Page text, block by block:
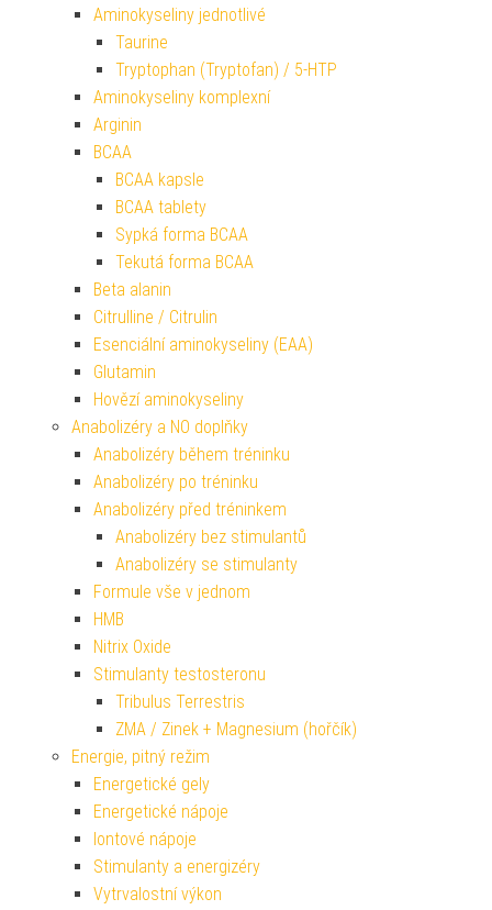
Aminokyseliny jednotlivé
Taurine
Tryptophan (Tryptofan) / 5-HTP
Aminokyseliny komplexní
Arginin
BCAA
BCAA kapsle
BCAA tablety
Sypká forma BCAA
Tekutá forma BCAA
Beta alanin
Citrulline / Citrulin
Esenciální aminokyseliny (EAA)
Glutamin
Hovězí aminokyseliny
Anabolizéry a NO doplňky
Anabolizéry během tréninku
Anabolizéry po tréninku
Anabolizéry před tréninkem
Anabolizéry bez stimulantů
Anabolizéry se stimulanty
Formule vše v jednom
HMB
Nitrix Oxide
Stimulanty testosteronu
Tribulus Terrestris
ZMA / Zinek + Magnesium (hořčík)
Energie, pitný režim
Energetické gely
Energetické nápoje
Iontové nápoje
Stimulanty a energizéry
Vytrvalostní výkon